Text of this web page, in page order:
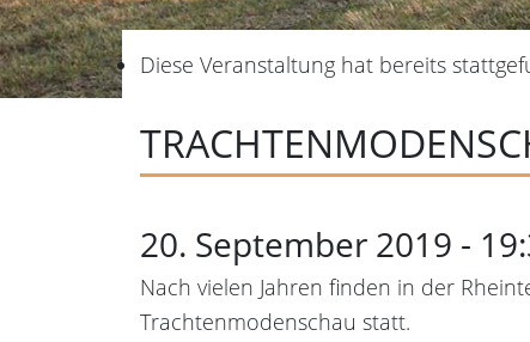
Diese Veranstaltung hat bereits
20. September 2019 -
Nach vielen Jahren finden in der
Trachtenmodenschau statt.